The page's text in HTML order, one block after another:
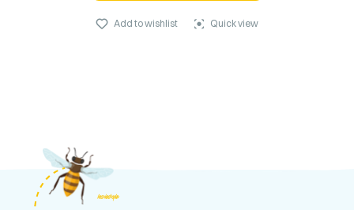
Add to wishlist Quick view
kosnicashop.ba